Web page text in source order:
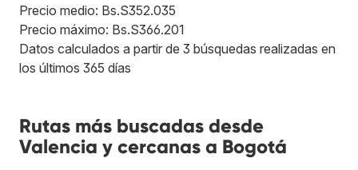
Precio medio: Bs.S352.035
Precio máximo: Bs.S366.201
Datos calculados a partir de 3 búsquedas realizadas en
los últimos 365 días
Rutas más buscadas desde
Valencia y cercanas a Bogotá